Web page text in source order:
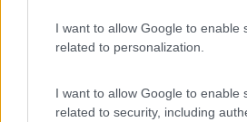
I want to allow Google to enable
related to personalization.
I want to allow Google to enable
related to security, including